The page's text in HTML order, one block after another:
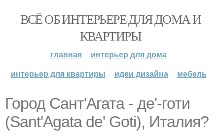
ВСЁ ОБ ИНТЕРЬЕРЕ ДЛЯ ДОМА И
КВАРТИРЫ
главная
интерьер для дома
интерьер для квартиры
идеи дизайна мебель
Город Сант'Агата - де'-готи
(Sant'Agata de' Goti), Италия?